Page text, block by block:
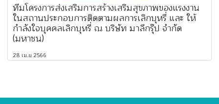
ทีมโครงการส่งเสริมการสร้างเสริมสุขภาพของแรงงาน
ในสถานประกอบการติดตามผลการเลิกบุหรี่ และ ให้
กำลังใจบุคคลเลิกบุหรี่ ณ บริษัท มาลีกรุ๊ป จำกัด
(มหาชน)
28 เม.ย 2566